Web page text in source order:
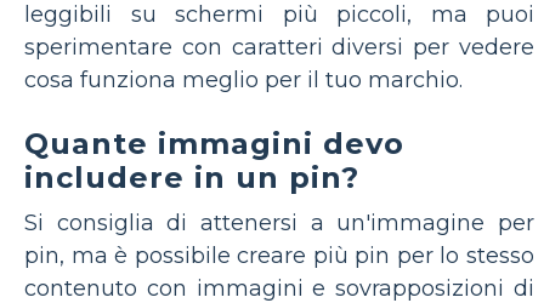
leggibili su schermi più piccoli, ma puoi
sperimentare con caratteri diversi per vedere
cosa funziona meglio per il tuo marchio.
Quante immagini devo
includere in un pin?
Si consiglia di attenersi a un'immagine per
pin, ma è possibile creare più pin per lo stesso
contenuto con immagini e sovrapposizioni di